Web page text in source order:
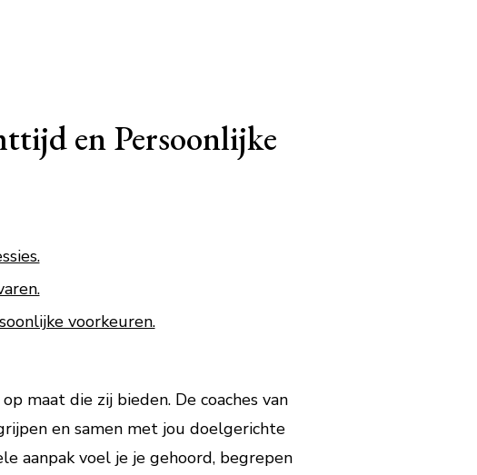
en Persoonlijke
voorkeuren.
maat die zij bieden. De coaches van
en samen met jou doelgerichte
aanpak voel je je gehoord, begrepen